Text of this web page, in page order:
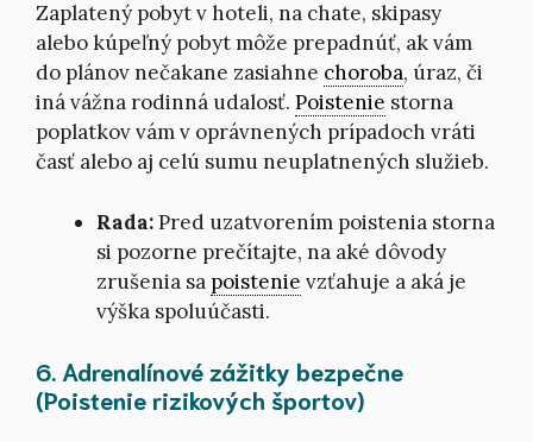
Zaplatený pobyt v hoteli, na chate, skipasy
alebo kúpeľný pobyt môže prepadnúť, ak vám
do plánov nečakane zasiahne choroba, úraz, či
iná vážna rodinná udalosť. Poistenie storna
poplatkov vám v oprávnených prípadoch vráti
časť alebo aj celú sumu neuplatnených služieb.
Rada:Pred uzatvorením poistenia storna
si pozorne prečítajte, na aké dôvody
zrušenia sa poistenie vzťahuje a aká je
výška spoluúčasti.
6. Adrenalínové zážitky bezpečne
(Poistenie rizikových športov)